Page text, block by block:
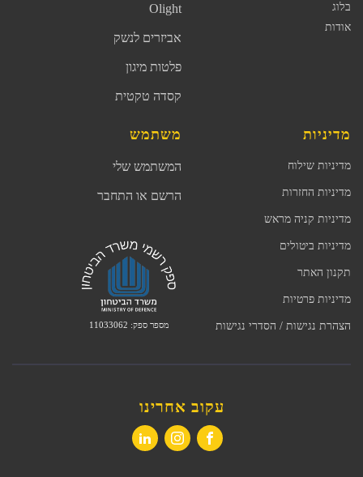
בלוג
אודות
Olight
אביזרים לנשק
פלטות מיגון
קסדה טקטית
מדיניות
מדיניות שילוח
מדיניות החזרות
מדיניות קניה מראש
מדיניות ביטולים
תקנון האתר
מדיניות פרטיות
הצהרת נגישות / הסדרי נגישות
משתמש
המשתמש שלי
הרשם או התחבר
מספר ספק: 11033062
עקוב אחרינו